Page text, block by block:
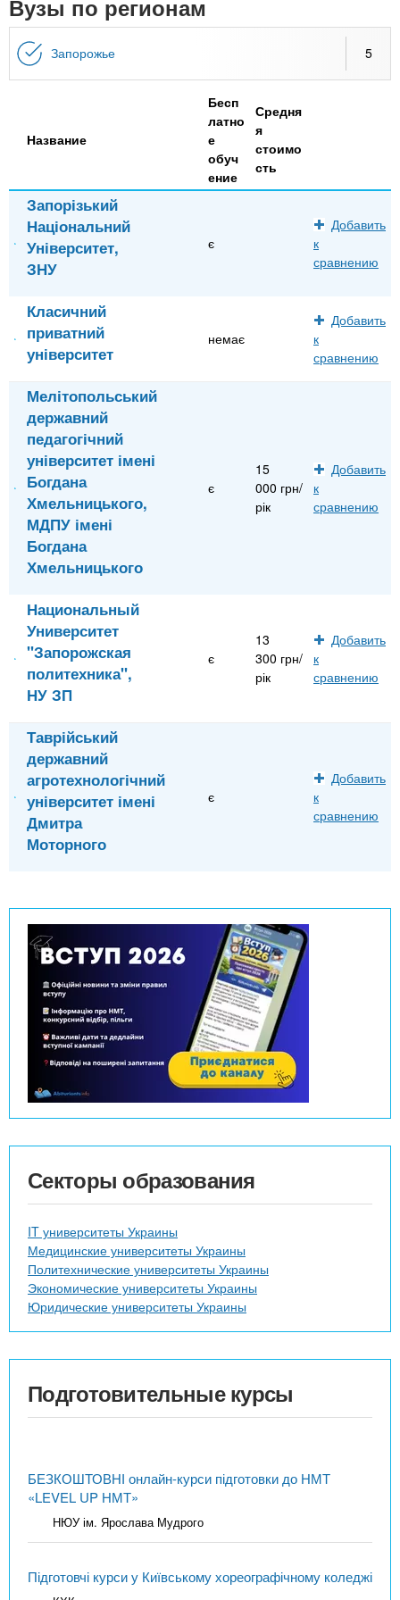
n
t
s
i
n
o
х
в
н
й
За рубежом
Вузы по регионам
Запорожье 5
Название
Бесп
латно
е
обуч
ение
Средня
я
стоимо
сть
Запорізький
Національний
Університет,
ЗНУ
є
Добавить
к
сравнению
Класичний
приватний
університет
немає
Добавить
к
сравнению
Мелітопольський
державний
педагогічний
університет імені
Богдана
Хмельницького,
МДПУ імені
Богдана
Хмельницького
є
15
000 грн/
рік
Добавить
к
сравнению
Национальный
Университет
"Запорожская
политехника",
НУ ЗП
є
13
300 грн/
рік
Добавить
к
сравнению
Таврійський
державний
агротехнологічний
університет імені
Дмитра
Моторного
є
Добавить
к
сравнению
Секторы образования
IT университеты Украины
Медицинские университеты Украины
Политехнические университеты Украины
Экономические университеты Украины
Юридические университеты Украины
Подготовительные курсы
БЕЗКОШТОВНІ онлайн-курси підготовки до НМТ
«LEVEL UP НМТ»
НЮУ ім. Ярослава Мудрого
Підготовчі курси у Київському хореографічному коледжі